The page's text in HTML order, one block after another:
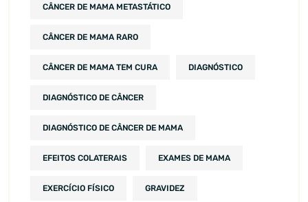
CÂNCER DE MAMA METASTÁTICO
CÂNCER DE MAMA RARO
CÂNCER DE MAMA TEM CURA DIAGNÓSTICO
DIAGNÓSTICO DE CÂNCER
DIAGNÓSTICO DE CÂNCER DE MAMA
EFEITOS COLATERAIS EXAMES DE MAMA
EXERCÍCIO FÍSICO GRAVIDEZ